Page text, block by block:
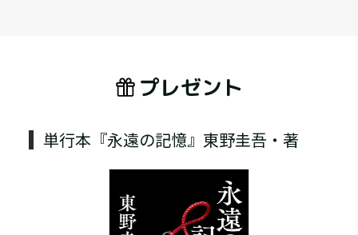
プレゼント
単行本『永遠の記憶』東野圭吾・著